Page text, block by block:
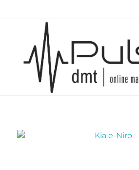
Puls Magazin
Zukunft der Mobilität